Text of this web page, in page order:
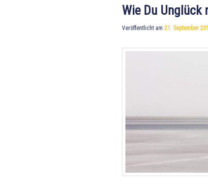
Wie Du
Veröffentlicht am 21. September